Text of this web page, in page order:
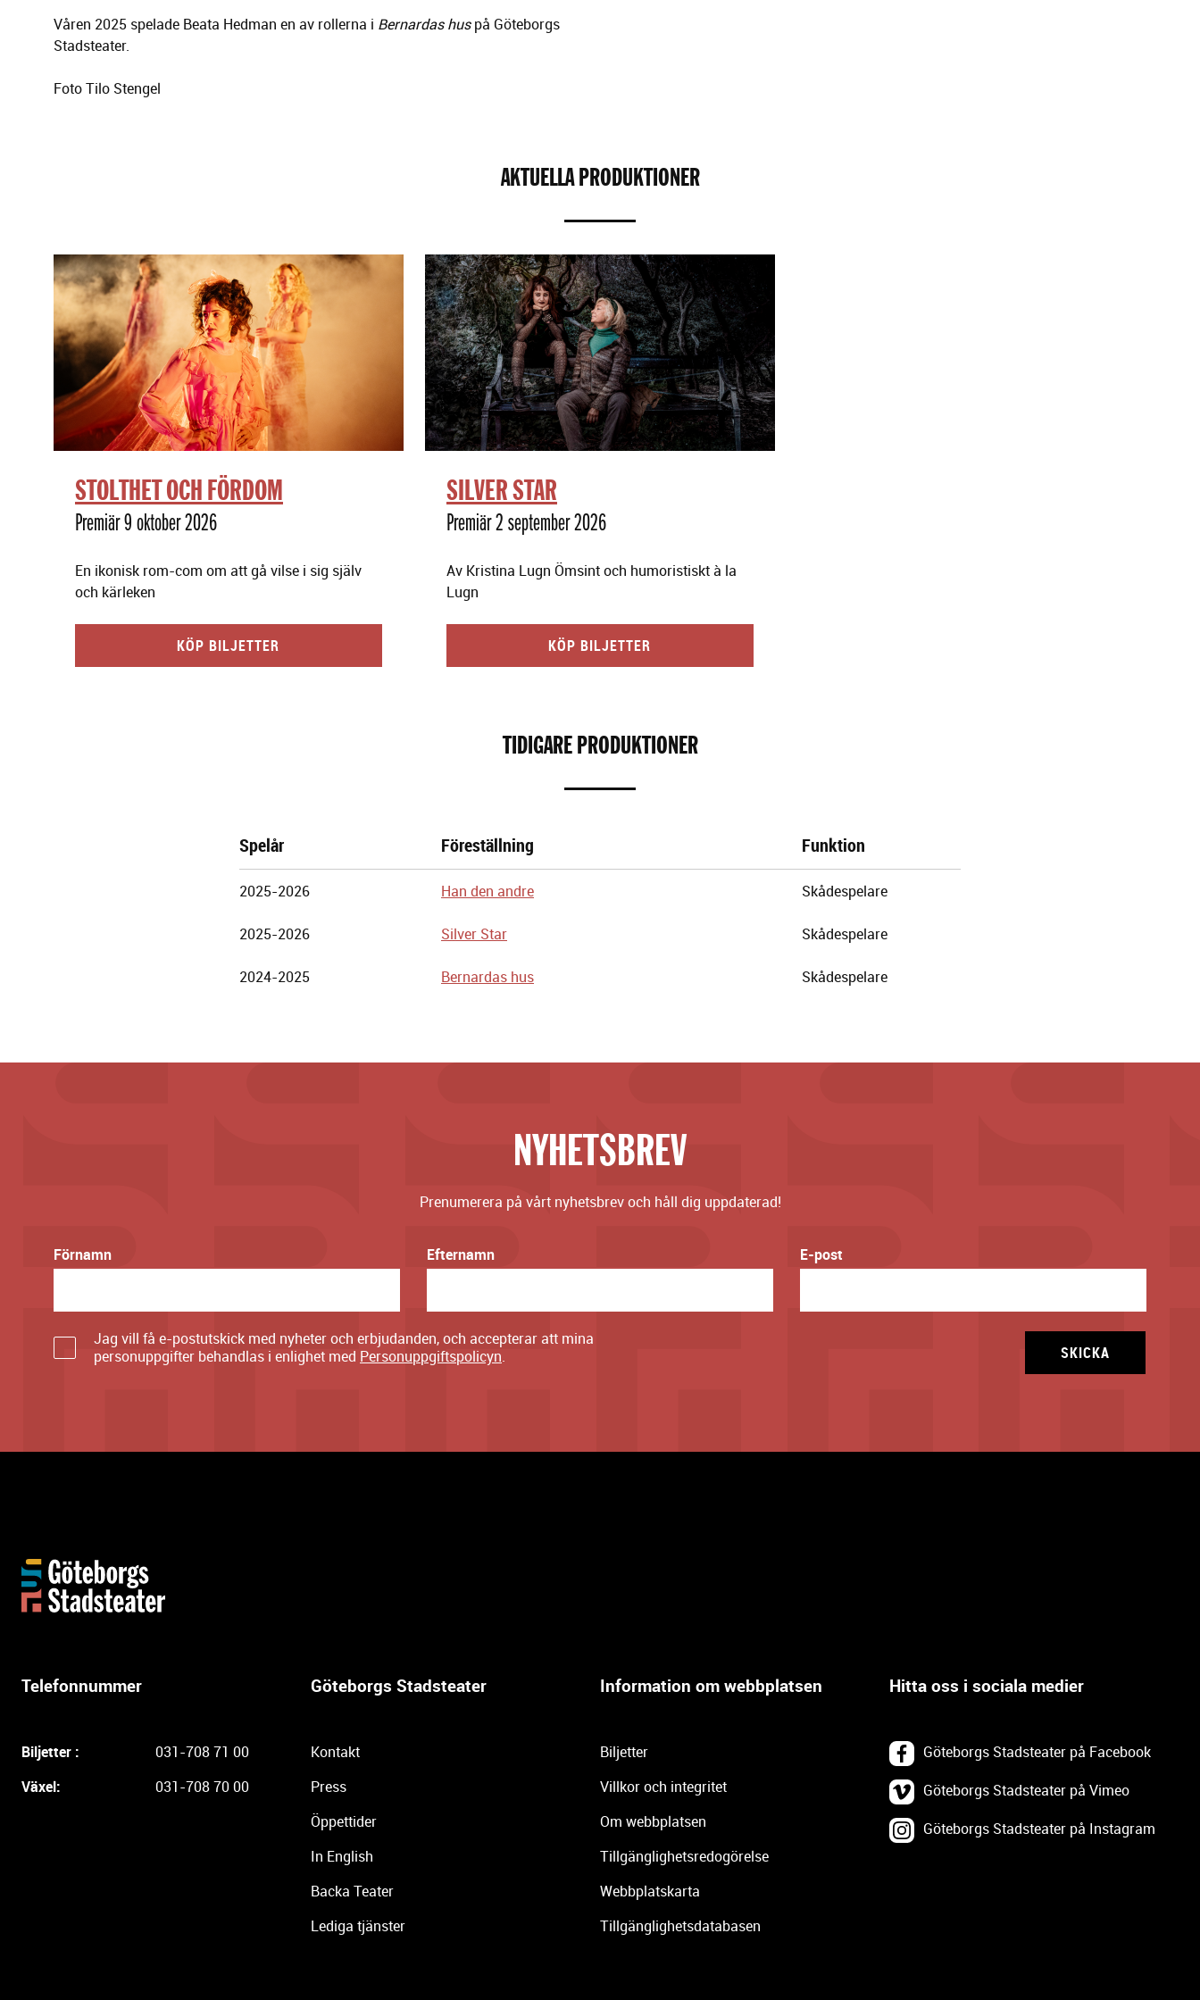
Våren 2025 spelade Beata Hedman en av rollerna i Bernardas huspå Göteborgs
Stadsteater.
Foto Tilo Stengel
AKTUELLA PRODUKTIONER
STOLTHET OCH FÖRDOM
Premiär 9 oktober 2026
En ikonisk rom-com om att gå vilse i sig själv
och kärleken
KÖP BILJETTER
SILVER STAR
Premiär 2 september 2026
Av Kristina Lugn Ömsint och humoristiskt à la
Lugn
KÖP BILJETTER
TIDIGARE PRODUKTIONER
Göteborgs
Spelår Föreställning Funktion
2025-2026 Han den andre Skådespelare
2025-2026 Silver Star Skådespelare
2024-2025 Bernardas hus Skådespelare
NYHETSBREV
Prenumerera på vårt nyhetsbrev och håll dig uppdaterad!
Förnamn Efternamn E-post
Jag vill få e-postutskick med nyheter och erbjudanden, och accepterar att mina
personuppgifter behandlas i enlighet med Personuppgiftspolicyn. SKICKA
Telefonnummer
Biljetter :
031-708 71 00
Växel:
031-708 70 00
Göteborgs Stadsteater
Kontakt
Press
Öppettider
In English
Backa Teater
Lediga tjänster
Information om webbplatsen
Biljetter
Villkor och integritet
Om webbplatsen
Tillgänglighetsredogörelse
Webbplatskarta
Tillgänglighetsdatabasen
Hitta oss i sociala medier
Göteborgs Stadsteater på Facebook
Göteborgs Stadsteater på Vimeo
Göteborgs Stadsteater på Instagram